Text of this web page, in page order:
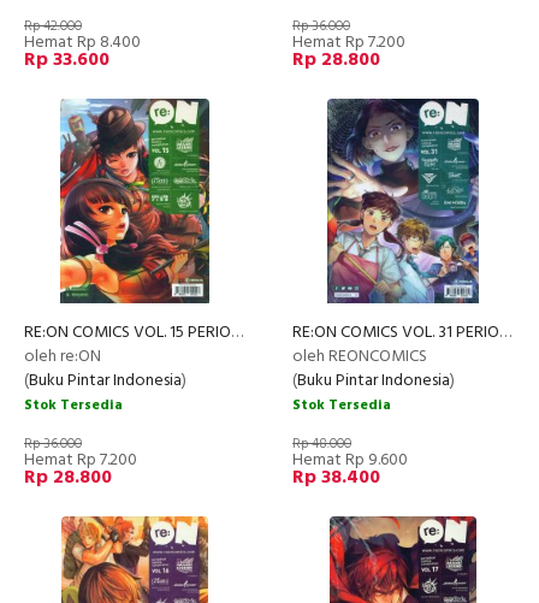
Rp 42.000
Hemat Rp 8.400
Rp 33.600
Rp 36.000
Hemat Rp 7.200
Rp 28.800
RE:ON COMICS VOL. 15 PERIODICAL COMICS COMPILATION
oleh re:ON
(Buku Pintar Indonesia)
Stok Tersedia
Rp 36.000
Hemat Rp 7.200
Rp 28.800
RE:ON COMICS VOL. 31 PERIODICAL COMICS COMPILATION
oleh REONCOMICS
(Buku Pintar Indonesia)
Stok Tersedia
Rp 48.000
Hemat Rp 9.600
Rp 38.400